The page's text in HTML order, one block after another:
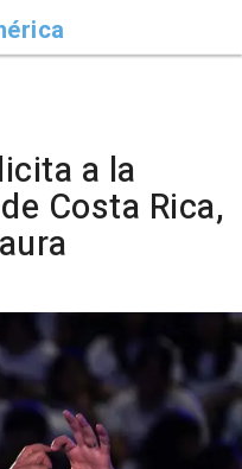
a la
Costa Rica,